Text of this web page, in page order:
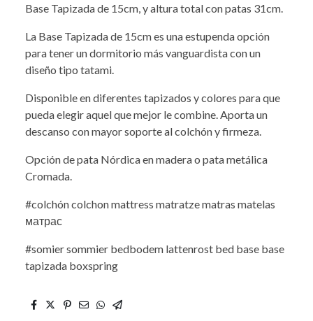
Base Tapizada de 15cm, y altura total con patas 31cm.
La Base Tapizada de 15cm es una estupenda opción
para tener un dormitorio más vanguardista con un
diseño tipo tatami.
Disponible en diferentes tapizados y colores para que
pueda elegir aquel que mejor le combine. Aporta un
descanso con mayor soporte al colchón y firmeza.
Opción de pata Nórdica en madera o pata metálica
Cromada.
#colchón colchon mattress matratze matras matelas
матрас
#somier sommier bedbodem lattenrost bed base base
tapizada boxspring